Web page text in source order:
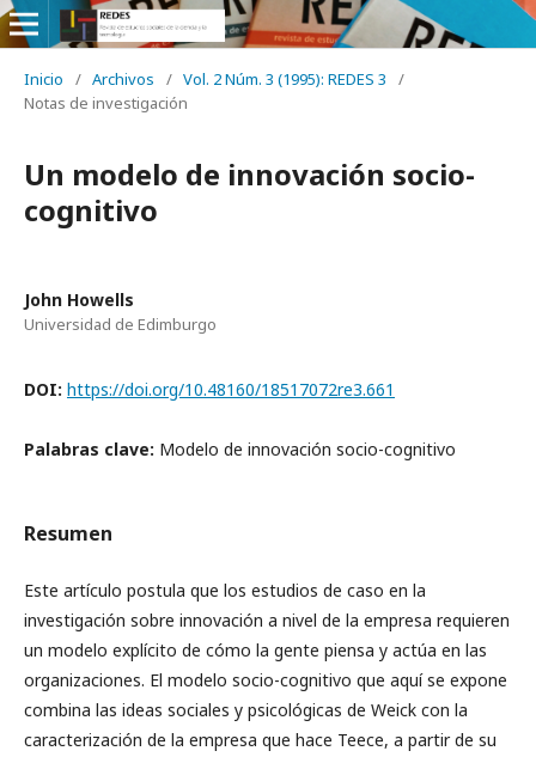
Inicio / Archivos / Vol. 2 Núm. 3 (1995): REDES 3
/
Notas de investigación
Un modelo de innovación socio-
cognitivo
John Howells
Universidad de Edimburgo
DOI: https://doi.org/10.48160/18517072re3.661
Palabras clave: Modelo de innovación socio-cognitivo
Resumen
Este artículo postula que los estudios de caso en la
investigación sobre innovación a nivel de la empresa requieren
un modelo explícito de cómo la gente piensa y actúa en las
organizaciones. El modelo socio-cognitivo que aquí se expone
combina las ideas sociales y psicológicas de Weick con la
caracterización de la empresa que hace Teece, a partir de su